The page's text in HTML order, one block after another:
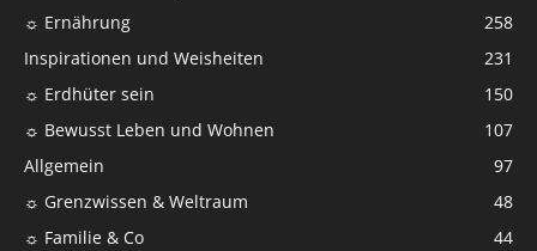
☼ Ernährung
258
Inspirationen und Weisheiten
231
☼ Erdhüter sein
150
☼ Bewusst Leben und Wohnen
107
Allgemein
97
☼ Grenzwissen & Weltraum
48
☼ Familie & Co
44